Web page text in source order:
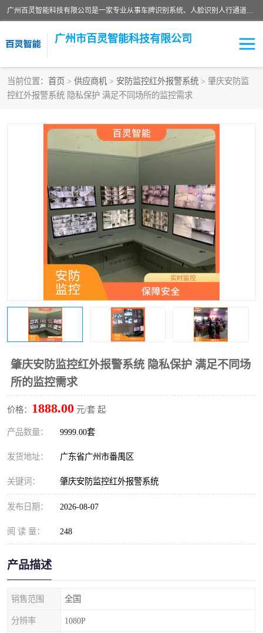
广州百灵智能科技有限公司是一家专业从事车牌识别系统、人脸识别人行通道、安防监控交通设施、停车场智能管理系统、停车场云平台、车牌识别一体机、自动道闸、通道设备、交通设施及交通划线等产品研发、生产和销售的高新技术企业。
广州市百灵智能科技有限公司
当前位置： 首页 > 供应商机 > 安防监控红外报警系统 > 肇庆安防监
控红外报警系统 隐私保护 满足不同场所的监控需求
肇庆安防监控红外报警系统 隐私保护 满足不同场
所的监控需求
价格： 1888.00 元/套 起
产品数量： 9999.00套
发货地址： 广东省广州市番禺区
关键词： 肇庆安防监控红外报警系统
发布日期： 2026-08-07
阅 读 量： 248
产品描述
销售范围 全国
分辨率 1080P
安防监控红外报警系统 车牌识别系统
人脸识别系统